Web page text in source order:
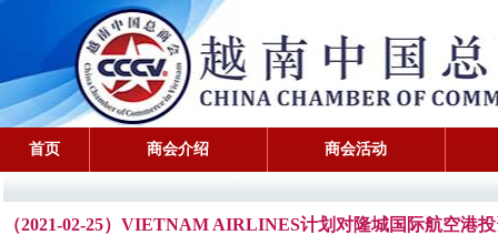
首页 商会介绍 商会活动
（2021-02-25）VIETNAM AIRLINES计划对隆城国际航空港